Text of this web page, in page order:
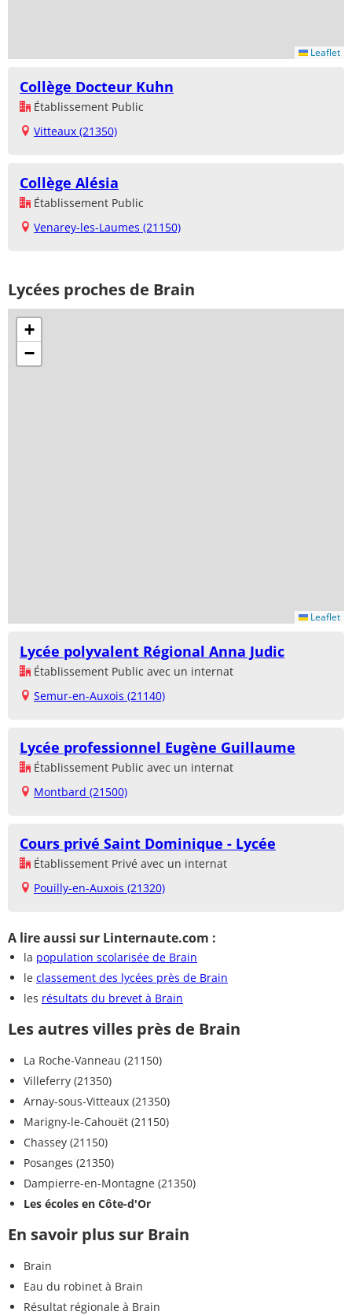
Leaflet
Collège Docteur Kuhn
Établissement Public
Vitteaux (21350)
Collège Alésia
Établissement Public
Venarey-les-Laumes (21150)
Lycées proches de Brain
+
−
Leaflet
Lycée polyvalent Régional Anna Judic
Établissement Public avec un internat
Semur-en-Auxois (21140)
Lycée professionnel Eugène Guillaume
Établissement Public avec un internat
Montbard (21500)
Cours privé Saint Dominique - Lycée
Établissement Privé avec un internat
Pouilly-en-Auxois (21320)
A lire aussi sur Linternaute.com :
la population scolarisée de Brain
le classement des lycées près de Brain
les résultats du brevet à Brain
Les autres villes près de Brain
La Roche-Vanneau (21150)
Villeferry (21350)
Arnay-sous-Vitteaux (21350)
Marigny-le-Cahouët (21150)
Chassey (21150)
Posanges (21350)
Dampierre-en-Montagne (21350)
Les écoles en Côte-d'Or
En savoir plus sur Brain
Brain
Eau du robinet à Brain
Résultat régionale à Brain